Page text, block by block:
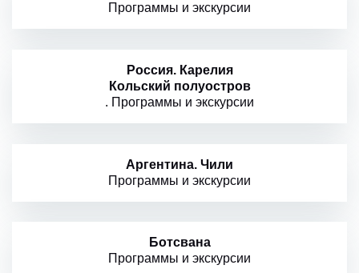
Программы и экскурсии
Россия. Карелия
Кольский полуостров
. Программы и экскурсии
Аргентина. Чили
Программы и экскурсии
Ботсвана
Программы и экскурсии